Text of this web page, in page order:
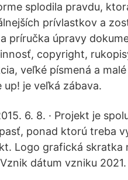
splodila pravdu,
prívlastkov a
príručka úpravy
copyright,
veľké písmená a malé
je veľká zábava.
6. 8. · Projekt je
ponad ktorú treba
Logo grafická skratka
dátum vzniku 2021.